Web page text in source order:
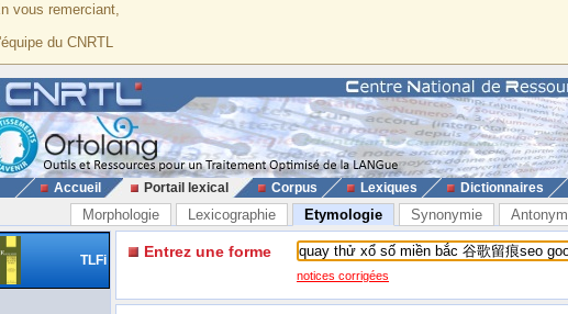
vous remerciant,
du CNRTL
Accueil Portail lexical Corpus Lexiques Dictionnaires
Morphologie Lexicographie Etymologie Synonymie
TLFi Entrez une forme
notices corrigées